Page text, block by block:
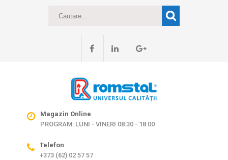
Magazin Online
PROGRAM: LUNI - VINERI 08:30 - 18:00
Telefon
+373 (62) 02 57 57